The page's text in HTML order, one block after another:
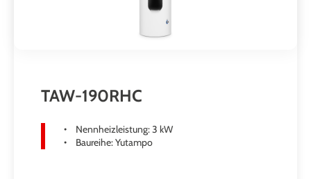
TAW-190RHC
Nennheizleistung: 3 kW
Baureihe: Yutampo